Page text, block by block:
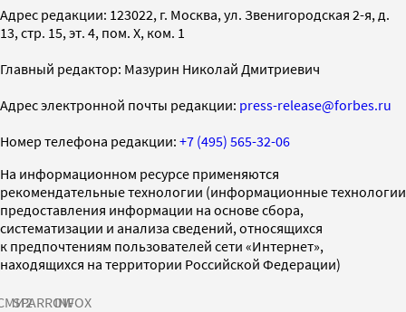
Адрес редакции: 123022, г. Москва, ул. Звенигородская 2-я, д.
13, стр. 15, эт. 4, пом. X, ком. 1
Главный редактор: Мазурин Николай Дмитриевич
Адрес электронной почты редакции: press-release@forbes.ru
Номер телефона редакции: +7 (495) 565-32-06
На информационном ресурсе применяются
рекомендательные технологии (информационные технологии
предоставления информации на основе сбора,
систематизации и анализа сведений, относящихся
к предпочтениям пользователей сети «Интернет»,
находящихся на территории Российской Федерации)
SPARROWINFOX